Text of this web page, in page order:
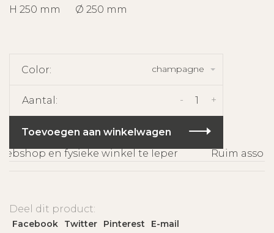
H 250 mm Ø 250 mm
Color: champagne
Aantal: +
-
Toevoegen aan winkelwagen
en fysieke winkel te Ieper
Ruim
Deel dit product:
Facebook Twitter Pinterest E-mail